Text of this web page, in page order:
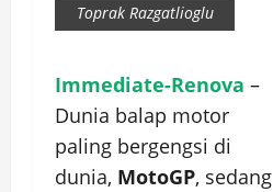
Toprak Razgatlioglu
Immediate-Renova –
Dunia balap motor
paling bergengsi di
dunia, MotoGP, sedang